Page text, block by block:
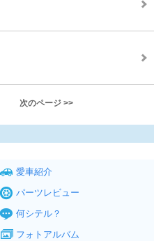
次のページ >>
愛車紹介
パーツレビュー
何シテル？
フォトアルバム